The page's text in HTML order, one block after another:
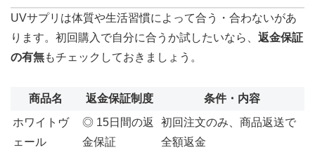
UVサプリは体質や生活習慣によって合う・合わないがあ
ります。初回購入で自分に合うか試したいなら、 返金保証
の有無もチェックしておきましょう。
商品名 返金保証制度
条件・内容
ホワイトヴ
ェール
◎ 15日間の返
金保証
初回注文のみ、商品返送で
全額返金